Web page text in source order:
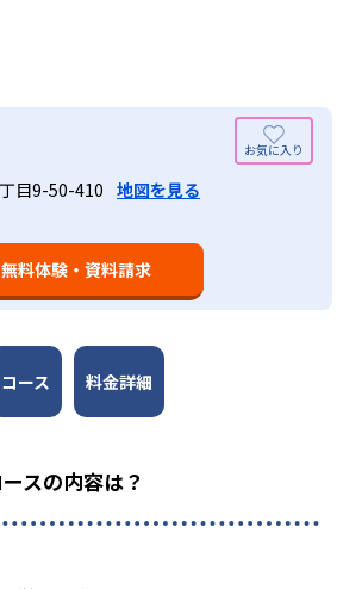
と毎日の家庭学習
の教室学習と毎日の家庭学習（宿題学
す形で生徒の学力向上を進める。週2
指導者は、生徒の様子を観察しなが
理を実施。教室学習日以外の日のため
も提供し、学習の習慣化と学力の定着
早い子供は先取り学習も可能だ。
人に向いている。
については、1回の学習時間を30～
いる。この時間設定は、子どもが集中
が通常「学年×10分±10分」と考えら
るものだ。この限界を超えて勉強し
らないと学研教室は考え、単なる長
し学習の効果を重視している。そのた
手な人に向いている。
のメリットは、学研の教材開発ノウハ
学習教材を使用している点だ。この
の内容を全てカバーしており、学校
いうもの。基礎から応用まで、少し
ながら身につけることができ、基礎
まで対応している。算数と国語を重視
の準備や高校入試向けの英語力育成に
研修会や勉強会で日々指導スキルを研
のもとで生徒一人ひとりに向き合っ
の「できるところ」「良いところ」
ろから学習をスタートする。この指
気」を引き出し、無理のない学習と
目9-50-410 地図を見る
無料体験・資料請求
コース 料金詳細
スの内容は？